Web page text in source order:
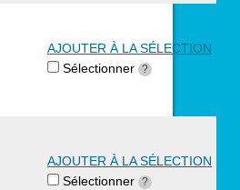
AJOUTER À LA SÉLECTION
Sélectionner ?
AJOUTER À LA SÉLECTION
Sélectionner ?